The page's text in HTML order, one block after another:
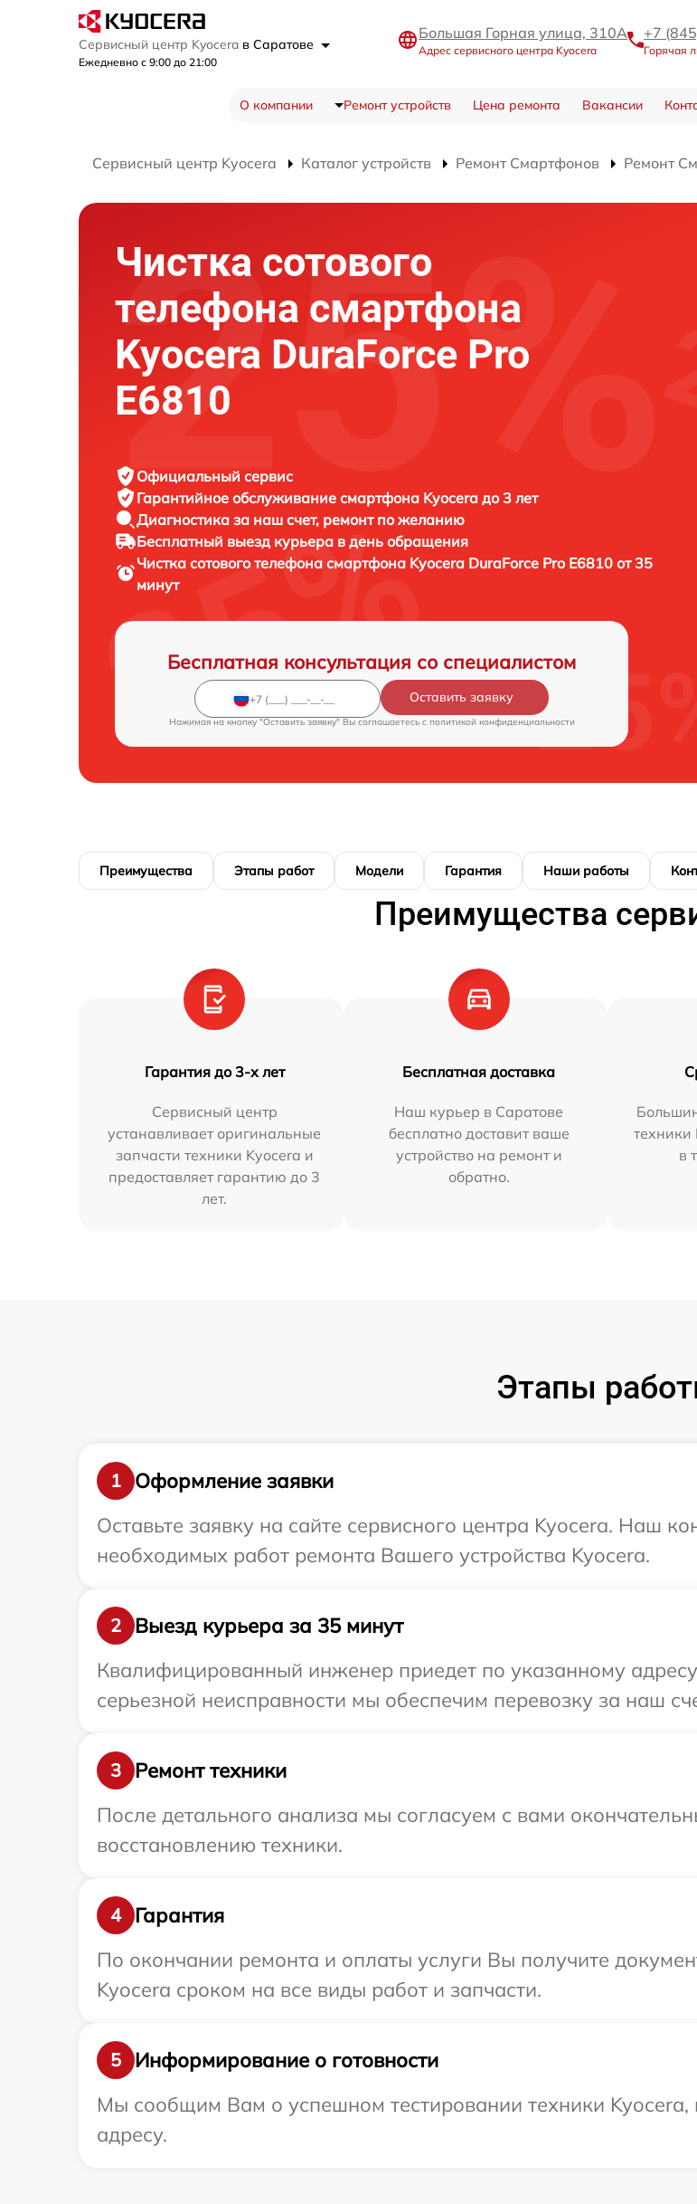
Сервисный центр Kyocera в Саратове
Ежедневно с 9:00 до 21:00
Большая Горная улица, 310А
Адрес сервисного центра Kyocera
+7
Горячая
О компании Ремонт устройств Цена ремонта Вакансии
Сервисный центр Kyocera Каталог устройств Ремонт Смартфонов Ремонт
Чистка сотового
телефона смартфона
Kyocera DuraForce Pro
E6810
Официальный сервис
Гарантийное обслуживание смартфона Kyocera до 3 лет
Диагностика за наш счет, ремонт по желанию
Бесплатный выезд курьера в день обращения
Чистка сотового телефона смартфона Kyocera DuraForce Pro E6810 от 35
минут
Бесплатная консультация со специалистом
Оставить заявку
Нажимая на кнопку "Оставить заявку" Вы соглашаетесь c политикой конфиденциальности
Преимущества Этапы работ Модели Гарантия Наши работы
Преимущества
Гарантия до 3-х лет
Сервисный центр
устанавливает оригинальные
запчасти техники Kyocera и
предоставляет гарантию до 3
лет.
Бесплатная доставка
Наш курьер в Саратове
бесплатно доставит ваше
устройство на ремонт и
обратно.
техники
в
Этапы
1
Оформление заявки
Оставьте заявку на сайте сервисного центра Kyocera. Наш
необходимых работ ремонта Вашего устройства Kyocera.
2
Выезд курьера за 35 минут
Квалифицированный инженер приедет по указанному
серьезной неисправности мы обеспечим перевозку за наш
3
Ремонт техники
После детального анализа мы согласуем с вами
восстановлению техники.
4
Гарантия
По окончании ремонта и оплаты услуги Вы получите
Kyocera сроком на все виды работ и запчасти.
5
Информирование о готовности
Мы сообщим Вам о успешном тестировании техники Kyocera,
адресу.